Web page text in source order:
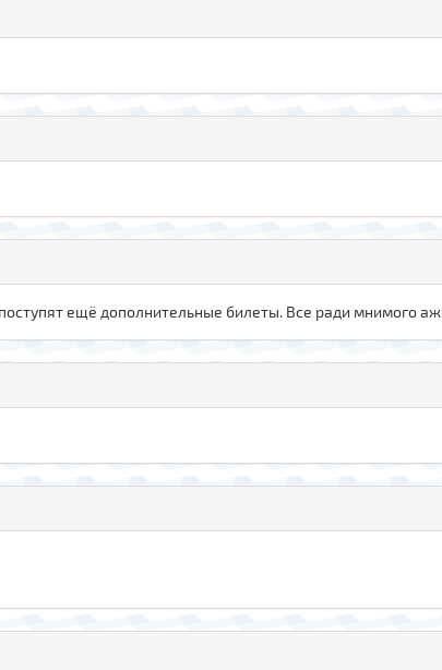
ещё дополнительные билеты. Все ради мнимого